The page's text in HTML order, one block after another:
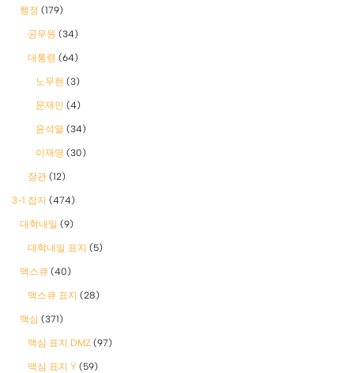
행정 (179)
공무원 (34)
대통령 (64)
노무현 (3)
문재인 (4)
윤석열 (34)
이재명 (30)
장관 (12)
3-1 잡지 (474)
대학내일 (9)
대학내일 표지 (5)
맥스큐 (40)
맥스큐 표지 (28)
맥심 (371)
맥심 표지 DMZ (97)
맥심 표지 Y (59)